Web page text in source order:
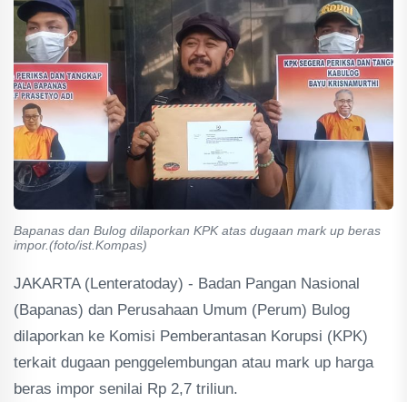
Bapanas dan Bulog dilaporkan KPK atas dugaan mark up beras
impor.(foto/ist.Kompas)
JAKARTA (Lenteratoday) - Badan Pangan Nasional
(Bapanas) dan Perusahaan Umum (Perum) Bulog
dilaporkan ke Komisi Pemberantasan Korupsi (KPK)
terkait dugaan penggelembungan atau mark up harga
beras impor senilai Rp 2,7 triliun.